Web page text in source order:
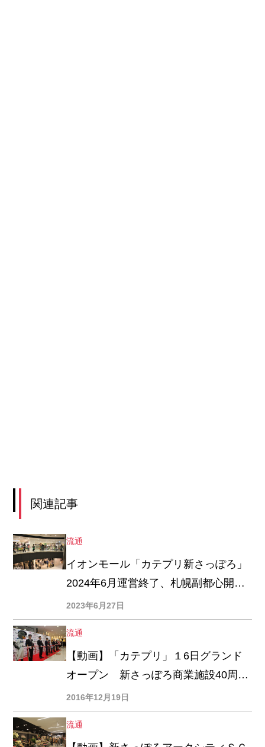
関連記事
流通
イオンモール「カテプリ新さっぽろ」
2024年6月運営終了、札幌副都心開発
公社が継承
2023年6月27日
流通
【動画】「カテプリ」１6日グランド
オープン 新さっぽろ商業施設40周年
控えてリボーン
2016年12月19日
流通